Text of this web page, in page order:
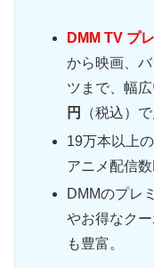
DMM TV プ
から映画、
ツまで、幅
円
（税込）
19万本以上
アニメ配信
DMMのプレ
やお得なク
も豊富。